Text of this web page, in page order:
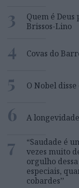
3
Quem é Deus
Brissos-Lino
4 Covas do
5 O Nobel
6 A
7
“Saudade é
vezes muito
orgulho
especiais,
cobardes’’